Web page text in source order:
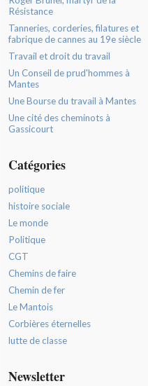
Résistance
Tanneries, corderies, filatures et
fabrique de cannes au 19e siècle
Travail et droit du travail
Un Conseil de prud'hommes à
Mantes
Une Bourse du travail à Mantes
Une cité des cheminots à
Gassicourt
Catégories
politique
histoire sociale
Le monde
Politique
CGT
Chemins de faire
Chemin de fer
Le Mantois
Corbières éternelles
lutte de classe
Newsletter